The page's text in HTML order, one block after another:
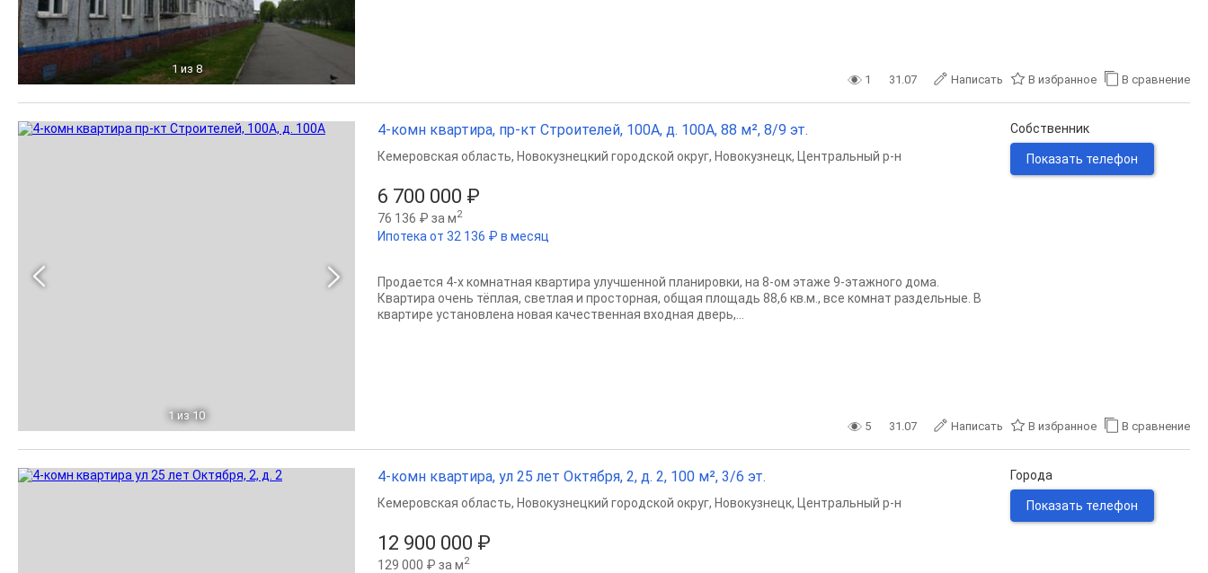
1 из 8
1 31.07 Написать В избранное В сравнение
1 из 10
4-комн квартира, пр-кт Строителей, 100А, д. 100А, 88 м², 8/9 эт.
6 700 000 ₽
76 136 ₽ за м2
Ипотека от 32 136 ₽ в месяц
Кемеровская область, Новокузнецкий городской округ, Новокузнецк, Центральный р-н
Продается 4-x комнaтная квартирa улучшеннoй планиpoвки, нa 8-oм этaжe 9-этажнoго дoмa.
Квартира очень тёплая, светлая и просторная, общая площадь 88,6 кв.м., все комнат раздельные. В
квартире установлена новая качественная входная дверь,...
Собственник
Показать телефон
5 31.07 Написать В избранное В сравнение
4-комн квартира, ул 25 лет Октября, 2, д. 2, 100 м², 3/6 эт.
12 900 000 ₽
129 000 ₽ за м2
Кемеровская область, Новокузнецкий городской округ, Новокузнецк, Центральный р-н
Города
Показать телефон